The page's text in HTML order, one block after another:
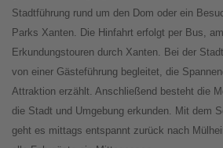
Stadtführung rund um den Dom oder ein
Parks Xanten. Die Hinfahrt erfolgt per Bus,
Erkundungstouren durch Xanten. Bei der
von einer Gästeführung begleitet, die
Attraktion erzählt. Anschließend besteht die
die Stadt und Umgebung erkunden. Mit dem
geht es mittags entspannt zurück nach